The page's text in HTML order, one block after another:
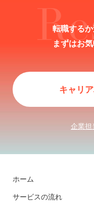
転職する
まずはお
キャリ
企業担
ホーム
サービスの流れ